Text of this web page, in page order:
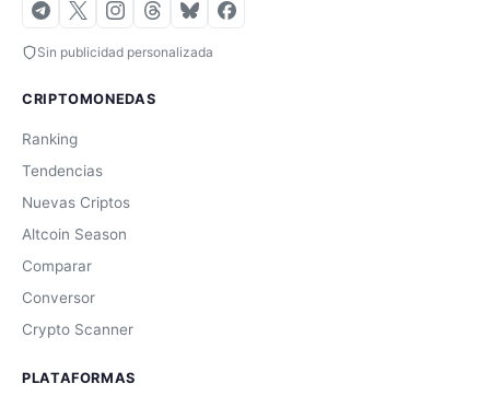
Sin publicidad personalizada
CRIPTOMONEDAS
Ranking
Tendencias
Nuevas Criptos
Altcoin Season
Comparar
Conversor
Crypto Scanner
PLATAFORMAS